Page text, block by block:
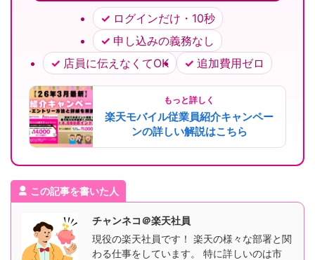
ログインだけ・10秒
申し込みの義務なし
店員に伝えなくてOK
追加費用ゼロ
もっと詳しく
楽天モバイル従業員紹介キャンペー
ンの詳しい解説はこちら
この記事を書いた人
チャンネコ＠楽天社員
現役の楽天社員です！ 楽天の様々な部署と関
わる仕事をしています。 特に詳しいのは市